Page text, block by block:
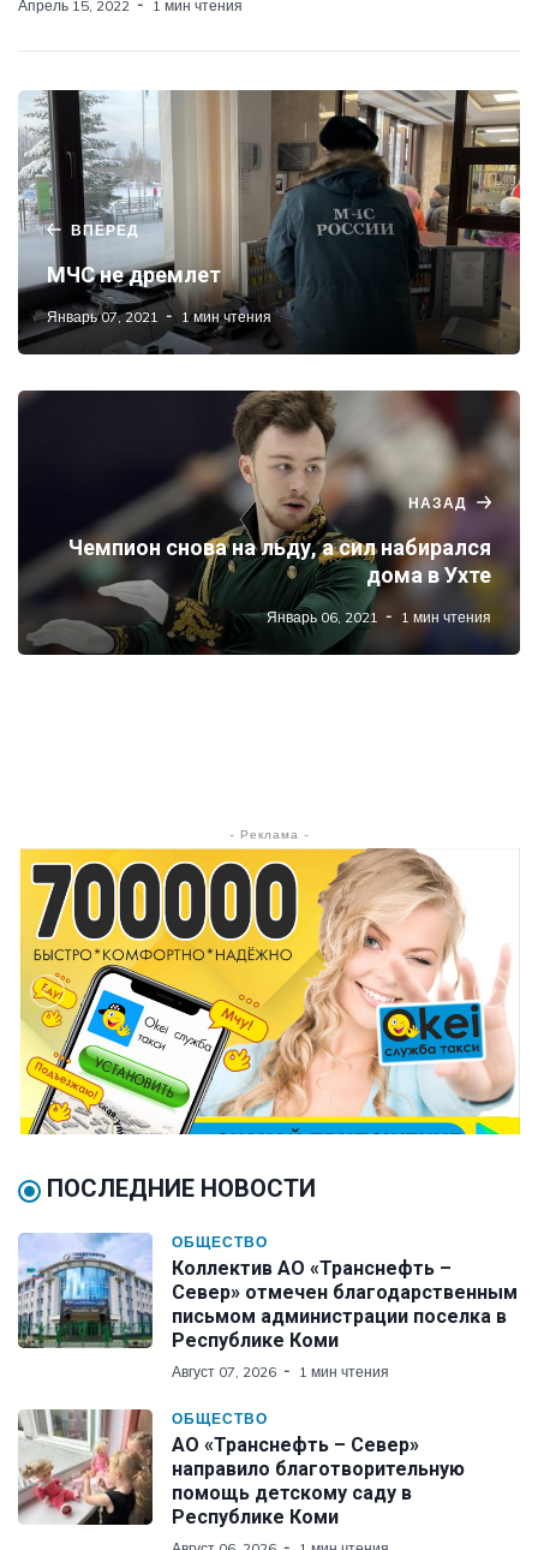
Апрель 15, 2022 1 мин чтения
ВПЕРЕД
МЧС не дремлет
Январь 07, 2021 1 мин чтения
НАЗАД
Чемпион снова на льду, а сил набирался
дома в Ухте
Январь 06, 2021 1 мин чтения
- Реклама -
ПОСЛЕДНИЕ НОВОСТИ
ОБЩЕСТВО
Коллектив АО «Транснефть –
Север» отмечен благодарственным
письмом администрации поселка в
Республике Коми
Август 07, 2026 1 мин чтения
ОБЩЕСТВО
АО «Транснефть – Север»
направило благотворительную
помощь детскому саду в
Республике Коми